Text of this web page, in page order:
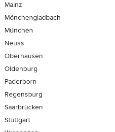
Mainz
Mönchen­gladbach
München
Neuss
Oberhausen
Oldenburg
Paderborn
Regensburg
Saarbrücken
Stuttgart